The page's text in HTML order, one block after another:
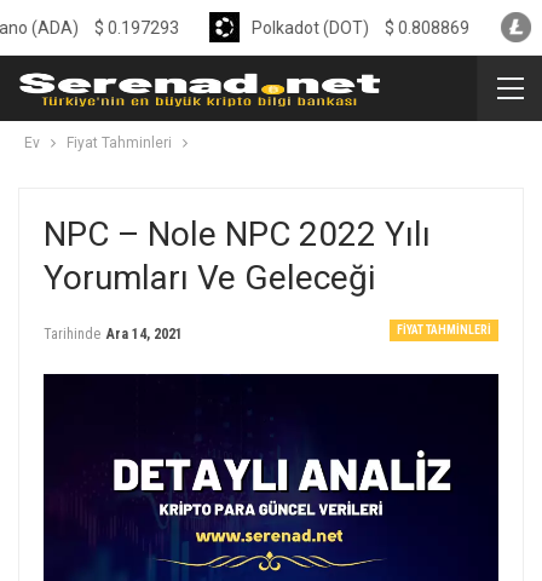
Ev Fiyat Tahminleri
NPC – Nole NPC 2022 Yılı
Yorumları Ve Geleceği
FIYAT TAHMINLERI
Tarihinde Ara 14, 2021
$0.197293 Polkadot (DOT) $0.808869 Litecoin